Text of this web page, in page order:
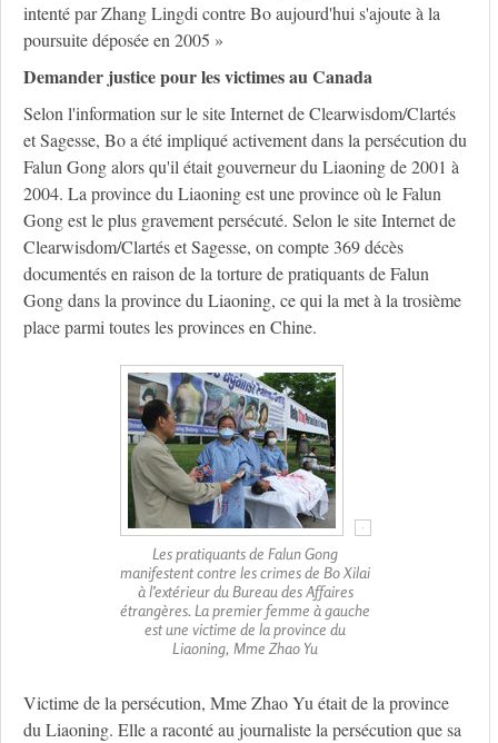
intenté par Zhang Lingdi contre Bo aujourd'hui s'ajoute à la
poursuite déposée en 2005 »
Demander justice pour les victimes au Canada
Selon l'information sur le site Internet de Clearwisdom/Clartés
et Sagesse, Bo a été impliqué activement dans la persécution du
Falun Gong alors qu'il était gouverneur du Liaoning de 2001 à
2004. La province du Liaoning est une province où le Falun
Gong est le plus gravement persécuté. Selon le site Internet de
Clearwisdom/Clartés et Sagesse, on compte 369 décès
documentés en raison de la torture de pratiquants de Falun
Gong dans la province du Liaoning, ce qui la met à la trosième
place parmi toutes les provinces en Chine.
Les pratiquants de Falun Gong
manifestent contre les crimes de Bo Xilai
à l’extérieur du Bureau des Affaires
étrangères. La premier femme à gauche
est une victime de la province du
Liaoning, Mme Zhao Yu
Victime de la persécution, Mme Zhao Yu était de la province
du Liaoning. Elle a raconté au journaliste la persécution que sa